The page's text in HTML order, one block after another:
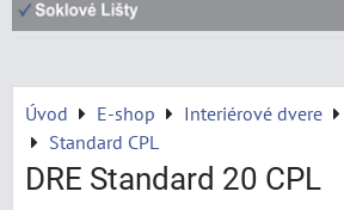
Úvod E-shop Interiérové dvere
Standard CPL
DRE Standard 20 CPL